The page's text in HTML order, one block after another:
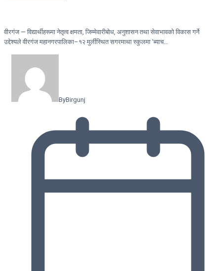
वीरगंज — विद्यार्थीहरूमा नेतृत्व क्षमता, जिम्मेवारीबोध, अनुशासन तथा सेवाभावको विकास गर्ने
उद्देश्यले वीरगंज महानगरपालिका–१२ मुर्लीस्थित सगरमाथा स्कुलमा ‘ब्याच…
ByBirgunj